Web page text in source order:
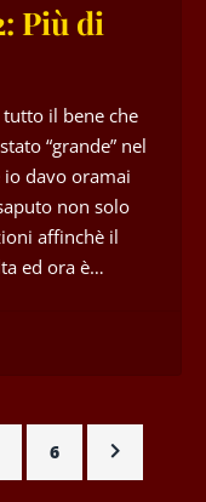
Più di
il bene che
“grande” nel
davo oramai
non solo
affinchè il
ed ora è…
6